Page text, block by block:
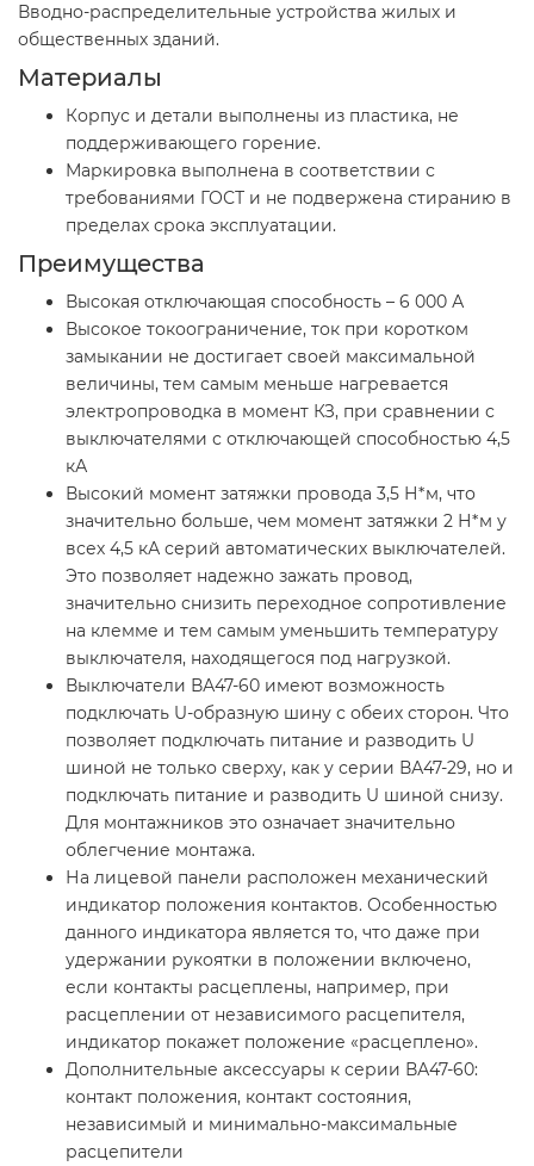
Вводно-распределительные устройства жилых и
общественных зданий.
Материалы
Корпус и детали выполнены из пластика, не
поддерживающего горение.
Маркировка выполнена в соответствии с
требованиями ГОСТ и не подвержена стиранию в
пределах срока эксплуатации.
Преимущества
Высокая отключающая способность – 6 000 А
Высокое токоограничение, ток при коротком
замыкании не достигает своей максимальной
величины, тем самым меньше нагревается
электропроводка в момент КЗ, при сравнении с
выключателями с отключающей способностью 4,5
кА
Высокий момент затяжки провода 3,5 Н*м, что
значительно больше, чем момент затяжки 2 Н*м у
всех 4,5 кА серий автоматических выключателей.
Это позволяет надежно зажать провод,
значительно снизить переходное сопротивление
на клемме и тем самым уменьшить температуру
выключателя, находящегося под нагрузкой.
Выключатели ВА47-60 имеют возможность
подключать U-образную шину с обеих сторон. Что
позволяет подключать питание и разводить U
шиной не только сверху, как у серии ВА47-29, но и
подключать питание и разводить U шиной снизу.
Для монтажников это означает значительно
облегчение монтажа.
На лицевой панели расположен механический
индикатор положения контактов. Особенностью
данного индикатора является то, что даже при
удержании рукоятки в положении включено,
если контакты расцеплены, например, при
расцеплении от независимого расцепителя,
индикатор покажет положение «расцеплено».
Дополнительные аксессуары к серии ВА47-60:
контакт положения, контакт состояния,
независимый и минимально-максимальные
расцепители